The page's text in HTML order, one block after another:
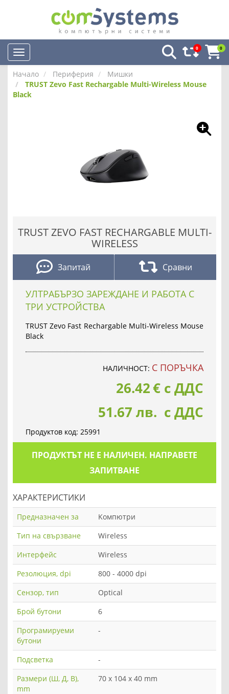
0 0
Начало Периферия
Мишки
TRUST Zevo Fast Rechargable Multi-Wireless Mouse
Black
TRUST ZEVO FAST RECHARGABLE MULTI-
WIRELESS
Запитай Сравни
УЛТРАБЪРЗО ЗАРЕЖДАНЕ И РАБОТА С
ТРИ УСТРОЙСТВА
TRUST Zevo Fast Rechargable Multi-Wireless Mouse
Black
НАЛИЧНОСТ: С ПОРЪЧКА
26.42€ с ДДС
51.67 лв. с ДДС
Продуктов код: 25991
ПРОДУКТЪТ НЕ Е НАЛИЧЕН. НАПРАВЕТЕ
ЗАПИТВАНЕ
ХАРАКТЕРИСТИКИ
Предназначен за
Kомпютри
Тип на свързване
Wireless
Интерфейс
Wireless
Резолюция, dpi
800 - 4000 dpi
Сензор, тип
Optical
Брой бутони
6
Програмируеми
бутони
-
Подсветка
-
Размери (Ш, Д, В),
mm
70 x 104 x 40 mm